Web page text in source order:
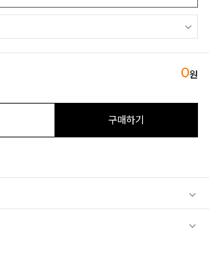
0원
구매하기